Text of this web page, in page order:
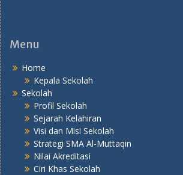
Menu
Home
Kepala Sekolah
Sekolah
Profil Sekolah
Sejarah Kelahiran
Visi dan Misi Sekolah
Strategi SMA Al-Muttaqin
Nilai Akreditasi
Ciri Khas Sekolah